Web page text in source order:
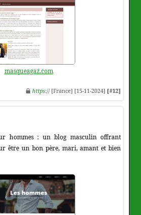
masqueagaz.com
https:// [France] [15-11-2024] [#12]
hommes : un blog masculin offrant
être un bon père, mari, amant et bien